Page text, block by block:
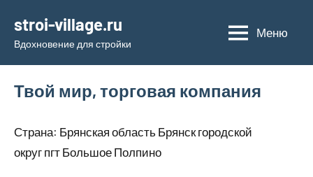
содержимому
stroi-village.ru
Вдохновение для стройки
Меню
Твой мир, торговая компания
Страна: Брянская область Брянск городской
округ пгт Большое Полпино